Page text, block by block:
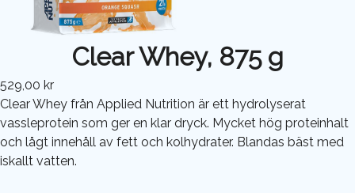
Clear Whey, 875 g
529,00 kr
Clear Whey från Applied Nutrition är ett hydrolyserat
vassleprotein som ger en klar dryck. Mycket hög proteinhalt
och lågt innehåll av fett och kolhydrater. Blandas bäst med
iskallt vatten.